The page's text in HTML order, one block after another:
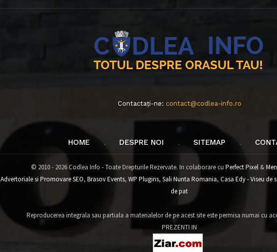
Contactați-ne: contact@codlea-info.ro
HOME DESPRE NOI SITEMAP
© 2010 - 2026 Codlea Info - Toate Drepturile Rezervate. In colaborare cu Perfect Pixel&
Advertoriale si Promovare SEO, Brasov Events, WP Plugins, Sali Nunta Romania, Casa Edy - Viseu de
de pat
Reproducerea integrala sau partiala a materialelor de pe acest site este permisa numai cu
PREZENTI IN